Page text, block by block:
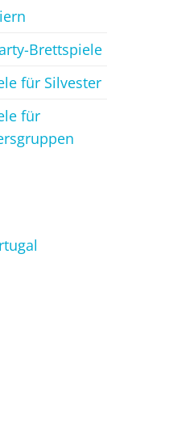
Brettspiele
für Silvester
für